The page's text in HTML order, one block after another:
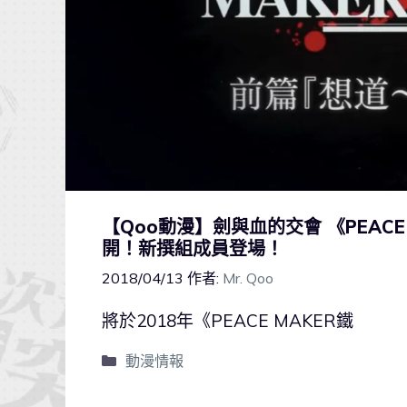
【Qoo動漫】劍與血的交會 《
開！新撰組成員登場！
2018/04/13 作者: Mr. Qoo
將於2018年《PEACE MAKER鐵
動漫情報